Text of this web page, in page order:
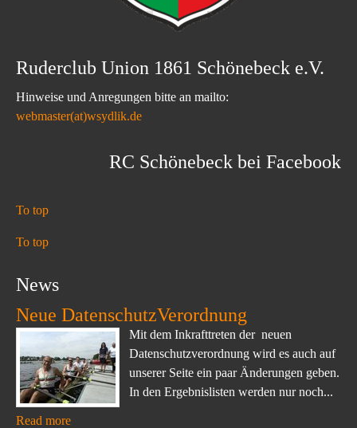
Ruderclub Union 1861 Schönebeck e.V.
Hinweise und Anregungen bitte an mailto:
webmaster(at)wsydlik.de
RC Schönebeck bei Facebook
To top
To top
News
Neue DatenschutzVerordnung
Mit dem Inkrafttreten der neuen
Datenschutzverordnung wird es auch auf
unserer Seite ein paar Änderungen geben.
In den Ergebnislisten werden nur noch...
Read more